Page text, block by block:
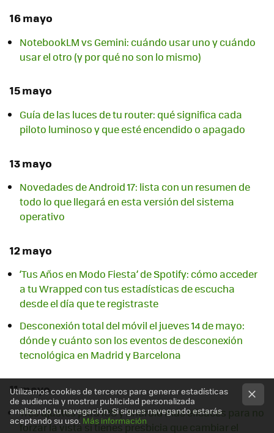
16 mayo
NotebookLM vs Gemini: cuándo usar uno y cuándo
usar el otro (y por qué no son lo mismo)
15 mayo
Guía de las luces de tu router: qué significa cada
piloto luminoso y que esté encendido o apagado
13 mayo
Novedades de Android 17: lista con un resumen de
todo lo que llegará en esta versión del sistema
operativo
12 mayo
‘Tus Años en Modo Fiesta’ de Spotify: cómo acceder
a tu Wrapped con tus estadísticas de escucha
desde el día que te registraste
Desconexión total del móvil el jueves 14 de mayo:
dónde y cuánto son los eventos de desconexión
tecnológica en Madrid y Barcelona
11 mayo
Tres ajustes para iOS y Android más eficaces para no
forzar la vista si tienes presbicia que cambiar el
Utilizamos cookies de terceros para generar estadísticas
de audiencia y mostrar publicidad personalizada
analizando tu navegación. Si sigues navegando estarás
aceptando su uso.Más información